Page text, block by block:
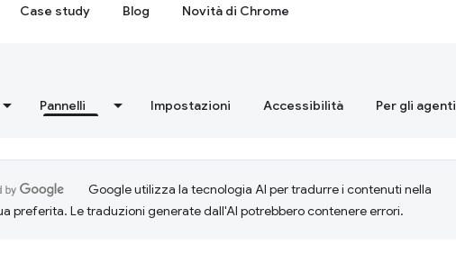
Case study Blog Novità di Chrome
Pannelli Impostazioni Accessibilità Per gli agenti
Google utilizza la tecnologia AI per tradurre i contenuti nella
preferita. Le traduzioni generate dall'AI potrebbero contenere errori.